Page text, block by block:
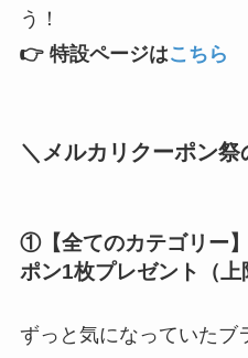
う！
👉 特設ページはこちら
＼メルカリクーポン祭
①【全てのカテゴリー
ポン1枚プレゼント（上
ずっと気になっていたブ